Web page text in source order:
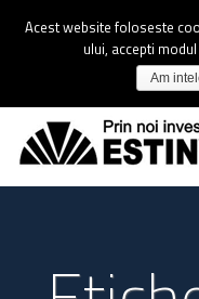
Acest website foloseste
ului, accepti
Am